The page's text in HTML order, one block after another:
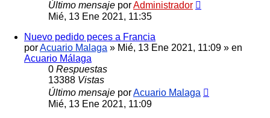
Último mensaje porAdministrador
Mié, 13 Ene 2021, 11:35
Nuevo pedido peces a Francia
porAcuario Malaga » Mié, 13 Ene 2021, 11:09 » en
Acuario Málaga
0 Respuestas
13388 Vistas
Último mensaje porAcuario Malaga
Mié, 13 Ene 2021, 11:09